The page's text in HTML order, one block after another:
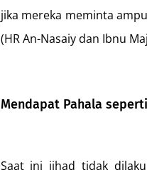
jika mereka meminta
(HR An-Nasaiy dan Ibnu
Mendapat Pahala
Saat ini jihad tidak